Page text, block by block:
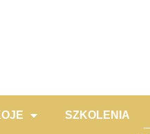
SZKOLENIA